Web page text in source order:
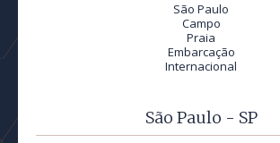
São Paulo
Campo
Praia
Embarcação
Internacional
São Paulo - SP